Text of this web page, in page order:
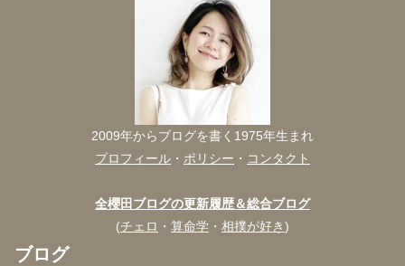
2009年からブログを書く1975年生まれ
プロフィール ・ ポリシー ・ コンタクト
全櫻田ブログの更新履歴＆総合ブログ
(チェロ ・ 算命学 ・ 相撲が好き)
ブログ